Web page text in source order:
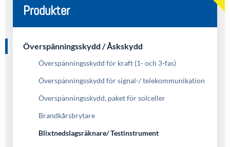
Produkter
Överspänningsskydd / Åskskydd
Överspänningsskydd för kraft (1- och 3-fas)
Överspänningsskydd för signal-/ telekommunikation
Överspänningsskydd, paket för solceller
Brandkårsbrytare
Blixtnedslagsräknare/ Testinstrument